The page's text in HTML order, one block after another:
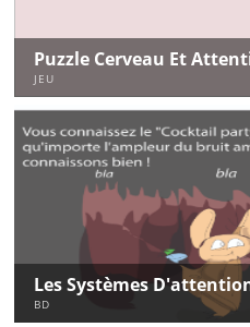
Puzzle Cerveau Et
JEU
Les Systèmes
BD